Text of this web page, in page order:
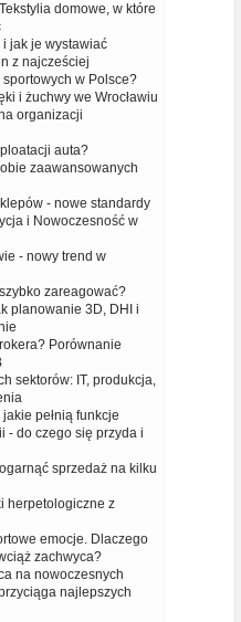
domowe, w które
i jak je wystawiać
z najcześciej
w Polsce?
i żuchwy we Wrocławiu
organizacji
auta?
zaawansowanych
- nowe standardy
i Nowoczesność w
- nowy trend w
zareagować?
planowanie 3D, DHI i
Porównanie
sektorów: IT, produkcja,
pełnią funkcje
- do czego się przyda i
sprzedaż na kilku
herpetologiczne z
emocje. Dlaczego
zachwyca?
na nowoczesnych
najlepszych